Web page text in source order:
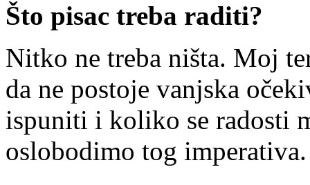
Što pisac treba raditi?
Nitko ne treba ništa. Moj
da ne postoje vanjska
ispuniti i koliko se radosti
oslobodimo tog